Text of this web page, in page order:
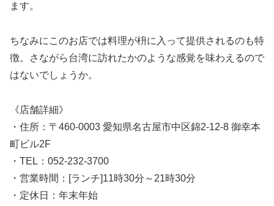
ます。
ちなみにこのお店では料理が枡に入って提供されるのも特
徴。さながら台湾に訪れたかのような感覚を味わえるので
はないでしょうか。
《店舗詳細》
・住所：〒460-0003 愛知県名古屋市中区錦2-12-8 御幸本
町ビル2F
・TEL：052-232-3700
・営業時間：[ランチ]11時30分～21時30分
・定休日：年末年始